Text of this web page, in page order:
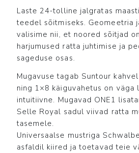
Laste 24-tolline jalgratas
teedel sõitmiseks. Geomeetria
valisime nii, et noored sõitjad
harjumused ratta juhtimise ja
sageduse osas.
Mugavuse tagab Suntour
ning 1×8 käiguvahetus on väga
intuitiivne. Mugavad ONE1
Selle Royal sadul viivad ratta
tasemele.
Universaalse mustriga
asfaldil kiired ja toetavad teie